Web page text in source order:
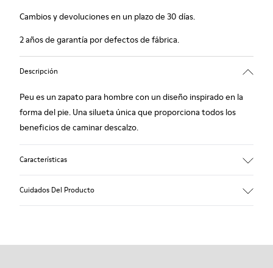
Cambios y devoluciones en un plazo de 30 días.
2 años de garantía por defectos de fábrica.
Descripción
Peu es un zapato para hombre con un diseño inspirado en la
forma del pie. Una silueta única que proporciona todos los
beneficios de caminar descalzo.
Características
Cuidados Del Producto
Nuestros zapatos se han fabricado con materiales de primera